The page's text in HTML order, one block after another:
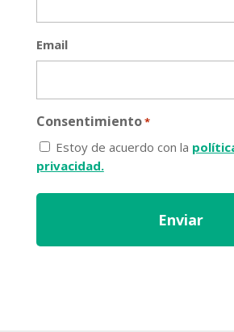
Email
Consentimiento*
Estoy de acuerdo con la
privacidad.